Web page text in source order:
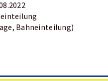
Bahneinteilung)